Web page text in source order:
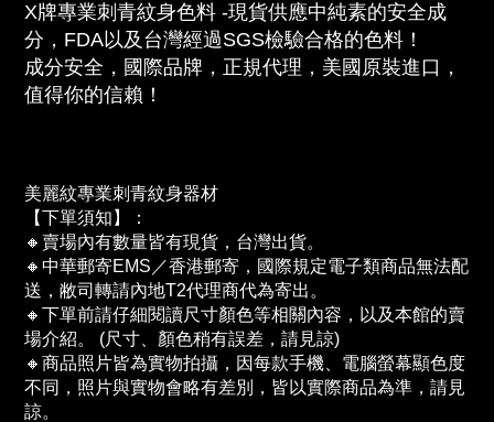
X牌專業刺青紋身色料 -現貨供應中純素的安全成
分，FDA以及台灣經過SGS檢驗合格的色料！
成分安全，國際品牌，正規代理，美國原裝進口，
值得你的信賴！
美麗紋專業刺青紋身器材
【下單須知】：
🔸賣場內有數量皆有現貨，台灣出貨。
🔸中華郵寄EMS／香港郵寄，國際規定電子類商品無法配
送，敝司轉請內地T2代理商代為寄出。
🔸下單前請仔細閱讀尺寸顏色等相關內容，以及本館的賣
場介紹。 (尺寸、顏色稍有誤差，請見諒)
🔸商品照片皆為實物拍攝，因每款手機、電腦螢幕顯色度
不同，照片與實物會略有差別，皆以實際商品為準，請見
諒。